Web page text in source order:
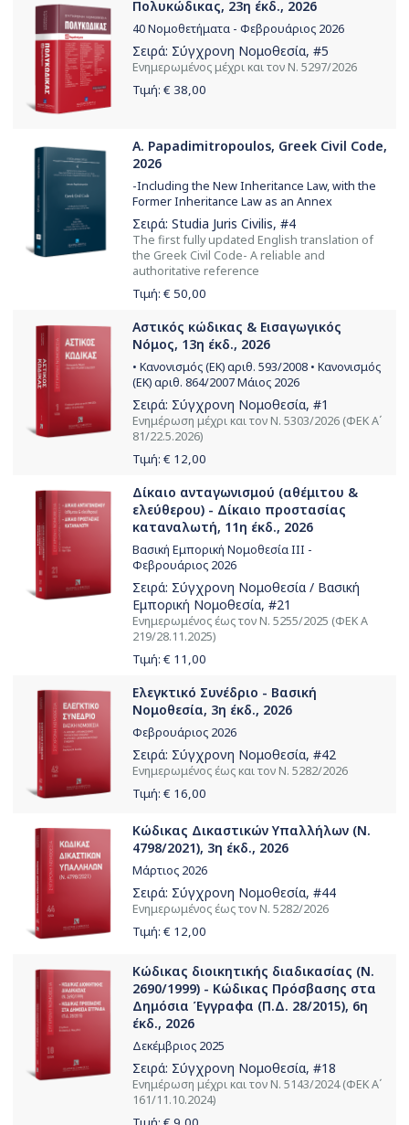
Πολυκώδικας, 23η έκδ., 2026
40 Νομοθετήματα - Φεβρουάριος 2026
Σειρά: Σύγχρονη Νομοθεσία, #5
Ενημερωμένος μέχρι και τον Ν. 5297/2026
Τιμή: € 38,00
A. Papadimitropoulos, Greek Civil Code,
2026
-Including the New Inheritance Law, with the
Former Inheritance Law as an Annex
Σειρά: Studia Juris Civilis, #4
The first fully updated English translation of
the Greek Civil Code- A reliable and
authoritative reference
Τιμή: € 50,00
Αστικός κώδικας & Εισαγωγικός
Νόμος, 13η έκδ., 2026
• Κανονισμός (ΕΚ) αριθ. 593/2008 • Κανονισμός
(ΕΚ) αριθ. 864/2007 Μάιος 2026
Σειρά: Σύγχρονη Νομοθεσία, #1
Ενημέρωση μέχρι και τον Ν. 5303/2026 (ΦΕΚ Α΄
81/22.5.2026)
Τιμή: € 12,00
Δίκαιο ανταγωνισμού (αθέμιτου &
ελεύθερου) - Δίκαιο προστασίας
καταναλωτή, 11η έκδ., 2026
Βασική Εμπορική Νομοθεσία ΙΙΙ -
Φεβρουάριος 2026
Σειρά: Σύγχρονη Νομοθεσία / Βασική
Εμπορική Νομοθεσία, #21
Ενημερωμένος έως τον Ν. 5255/2025 (ΦΕΚ Α
219/28.11.2025)
Τιμή: € 11,00
Ελεγκτικό Συνέδριο - Βασική
Νομοθεσία, 3η έκδ., 2026
Φεβρουάριος 2026
Σειρά: Σύγχρονη Νομοθεσία, #42
Ενημερωμένος έως και τον Ν. 5282/2026
Τιμή: € 16,00
Κώδικας Δικαστικών Υπαλλήλων (Ν.
4798/2021), 3η έκδ., 2026
Μάρτιος 2026
Σειρά: Σύγχρονη Νομοθεσία, #44
Ενημερωμένος έως τον Ν. 5282/2026
Τιμή: € 12,00
Κώδικας διοικητικής διαδικασίας (Ν.
2690/1999) - Κώδικας Πρόσβασης στα
Δημόσια Έγγραφα (Π.Δ. 28/2015), 6η
έκδ., 2026
Δεκέμβριος 2025
Σειρά: Σύγχρονη Νομοθεσία, #18
Ενημέρωση μέχρι και τον Ν. 5143/2024 (ΦΕΚ Α΄
161/11.10.2024)